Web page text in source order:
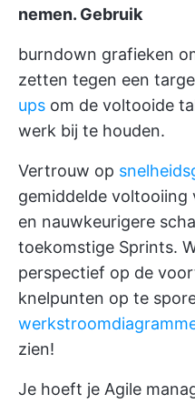
nemen. Gebruik
burndown grafieken
zetten tegen een
ups om de voltooide
werk bij te houden.
Vertrouw op
gemiddelde voltooiing
en nauwkeurigere
toekomstige Sprints.
perspectief op de
knelpunten op te
zien!
Je hoeft je Agile